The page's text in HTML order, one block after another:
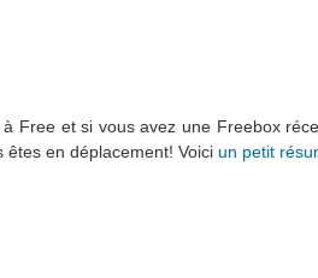
Free et si vous avez une Freebox
êtes en déplacement! Voiciun petit